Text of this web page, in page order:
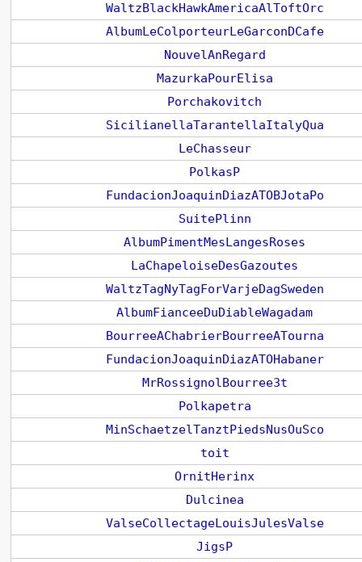
WaltzBlackHawkAmericaAlToftOrc
AlbumLeColporteurLeGarconDCafe
NouvelAnRegard
MazurkaPourElisa
Porchakovitch
SicilianellaTarantellaItalyQua
LeChasseur
PolkasP
FundacionJoaquinDiazATOBJotaPo
SuitePlinn
AlbumPimentMesLangesRoses
LaChapeloiseDesGazoutes
WaltzTagNyTagForVarjeDagSweden
AlbumFianceeDuDiableWagadam
BourreeAChabrierBourreeATourna
FundacionJoaquinDiazATOHabaner
MrRossignolBourree3t
Polkapetra
MinSchaetzelTanztPiedsNusOuSco
toit
OrnitHerinx
Dulcinea
ValseCollectageLouisJulesValse
JigsP